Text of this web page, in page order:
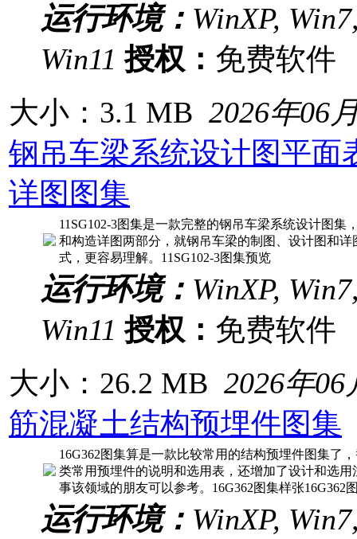
运行环境： WinXP,
Win11 授权： 免费软
大小：3.1 MB 2026年06
钢吊车梁系统设计图平面
详图图集
11SG102-3图集是一款完整的钢吊车梁系统设计图
和构造详图两部分，就钢吊车梁的制图、设计图和
式，更容易理解。11SG102-3图集预览
运行环境： WinXP,
Win11 授权： 免费软
大小：26.2 MB 2026年06
筋混凝土结构预埋件图集
16G362图集算是一款比较常用的结构预埋件图集了
类常用预埋件的说明和选用表，还增加了设计和选
事该领域的朋友可以参考。16G362图集样张16G362
运行环境： WinXP,